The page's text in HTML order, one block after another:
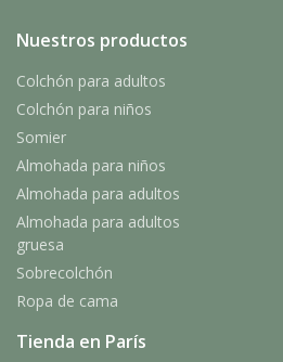
Nuestros productos
Colchón para adultos
Colchón para niños
Somier
Almohada para niños
Almohada para adultos
Almohada para adultos
gruesa
Sobrecolchón
Ropa de cama
Tienda en París